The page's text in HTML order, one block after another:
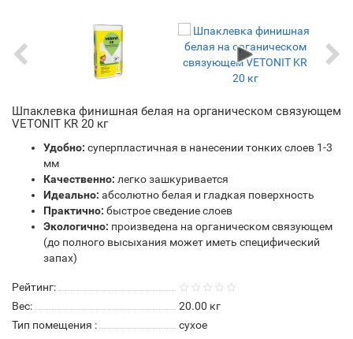
Шпаклевка финишная белая на органическом связующем
VETONIT KR 20 кг
Удобно: суперпластичная в нанесении тонких слоев 1-3
мм
Качественно: легко зашкуривается
Идеально: абсолютно белая и гладкая поверхность
Практично: быстрое сведение слоев
Экологично: произведена на органическом связующем
(до полного высыхания может иметь специфический
запах)
Рейтинг:
Вес:
20.00 кг
Тип помещения :
сухое